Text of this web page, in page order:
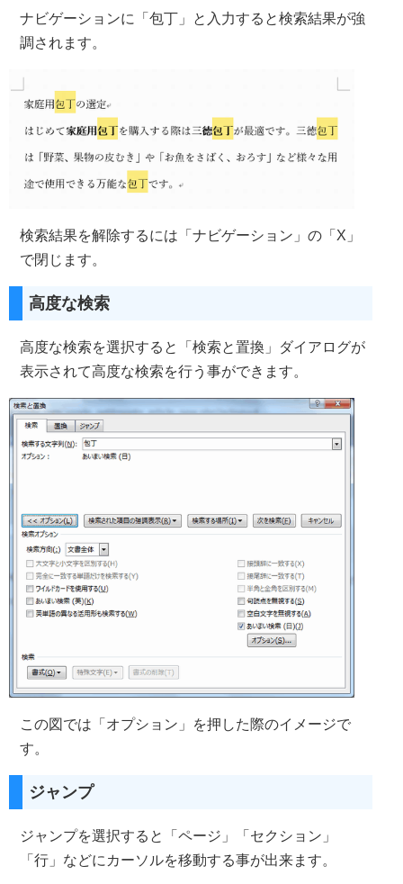
ナビゲーションに「包丁」と入力すると検索結果が強
調されます。
検索結果を解除するには「ナビゲーション」の「X」
で閉じます。
高度な検索
高度な検索を選択すると「検索と置換」ダイアログが
表示されて高度な検索を行う事ができます。
この図では「オプション」を押した際のイメージで
す。
ジャンプ
ジャンプを選択すると「ページ」「セクション」
「行」などにカーソルを移動する事が出来ます。